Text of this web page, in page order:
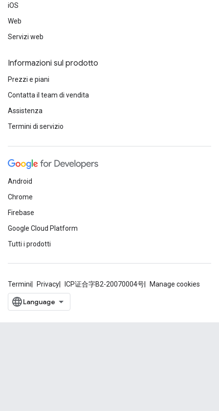
iOS
Web
Servizi web
Informazioni sul prodotto
Prezzi e piani
Contatta il team di vendita
Assistenza
Termini di servizio
Android
Chrome
Firebase
Google Cloud Platform
Tutti i prodotti
Termini Privacy ICP证合字B2-20070004号 Manage cookies